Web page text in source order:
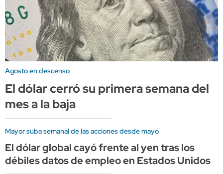
Agosto en descenso
El dólar cerró su primera semana del
mes a la baja
Mayor suba semanal de las acciones desde mayo
El dólar global cayó frente al yen tras los
débiles datos de empleo en Estados Unidos